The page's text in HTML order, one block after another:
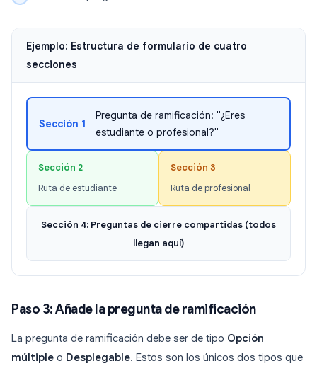
Ejemplo: Estructura de formulario de cuatro
secciones
Sección 1
Pregunta de ramificación: "¿Eres
estudiante o profesional?"
Sección 2
Ruta de estudiante
Sección 3
Ruta de profesional
Sección 4: Preguntas de cierre compartidas (todos
llegan aquí)
Paso 3: Añade la pregunta de ramificación
La pregunta de ramificación debe ser de tipo Opción
múltiple o Desplegable. Estos son los únicos dos tipos que